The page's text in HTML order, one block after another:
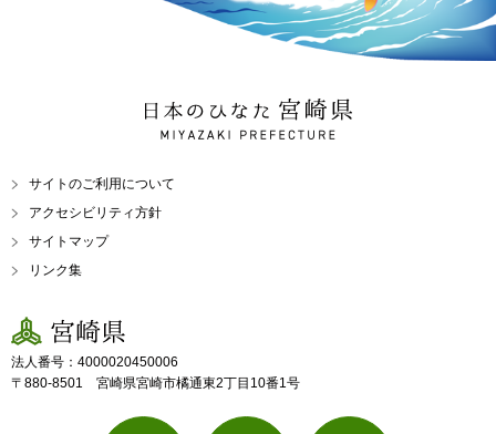
日本のひなた 宮崎県
MIYAZAKI PREFECTURE
サイトのご利用について
アクセシビリティ方針
サイトマップ
リンク集
宮崎県
法人番号：4000020450006
〒880-8501 宮崎県宮崎市橘通東2丁目10番1号